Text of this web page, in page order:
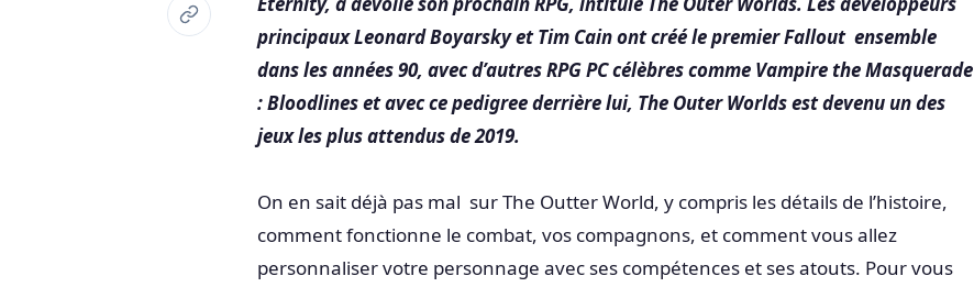
principaux Leonard Boyarsky et Tim Cain ont créé le premier Fallout ensemble
dans les années 90, avec d’autres RPG PC célèbres comme Vampire the Masquerade
: Bloodlines et avec ce pedigree derrière lui, The Outer Worlds est devenu un des
jeux les plus attendus de 2019.
On en sait déjà pas mal sur The Outter World, y compris les détails de l’histoire,
comment fonctionne le combat, vos compagnons, et comment vous allez
personnaliser votre personnage avec ses compétences et ses atouts. Pour vous